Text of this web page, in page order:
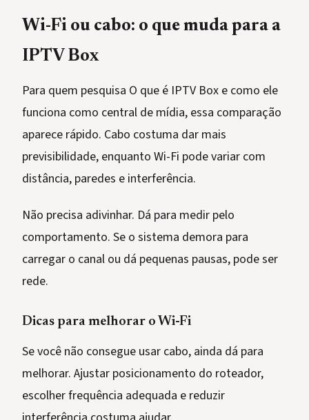
Wi-Fi ou cabo: o que muda para a
IPTV Box
Para quem pesquisa O que é IPTV Box e como ele
funciona como central de mídia, essa comparação
aparece rápido. Cabo costuma dar mais
previsibilidade, enquanto Wi-Fi pode variar com
distância, paredes e interferência.
Não precisa adivinhar. Dá para medir pelo
comportamento. Se o sistema demora para
carregar o canal ou dá pequenas pausas, pode ser
rede.
Dicas para melhorar o Wi-Fi
Se você não consegue usar cabo, ainda dá para
melhorar. Ajustar posicionamento do roteador,
escolher frequência adequada e reduzir